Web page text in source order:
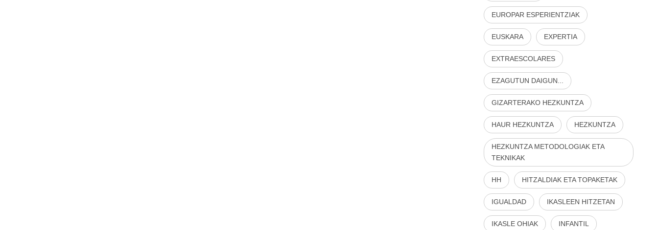
EUROPAR ESPERIENTZIAK
EUSKARA EXPERTIA
EXTRAESCOLARES
EZAGUTUN DAIGUN...
GIZARTERAKO HEZKUNTZA
HAUR HEZKUNTZA HEZKUNTZA
HEZKUNTZA METODOLOGIAK ETA
TEKNIKAK
HH HITZALDIAK ETA TOPAKETAK
IGUALDAD IKASLEEN HITZETAN
IKASLE OHIAK INFANTIL